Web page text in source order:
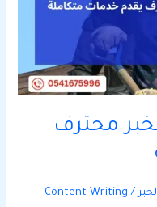
محترف
/
Content Writing